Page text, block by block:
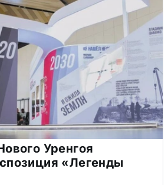
Уренгоя
«Легенды